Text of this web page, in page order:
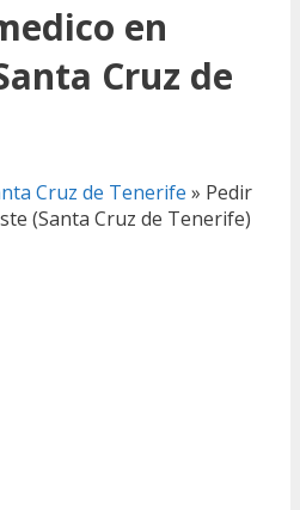
en
Cruz de
Cruz de Tenerife » Pedir
(Santa Cruz de Tenerife)